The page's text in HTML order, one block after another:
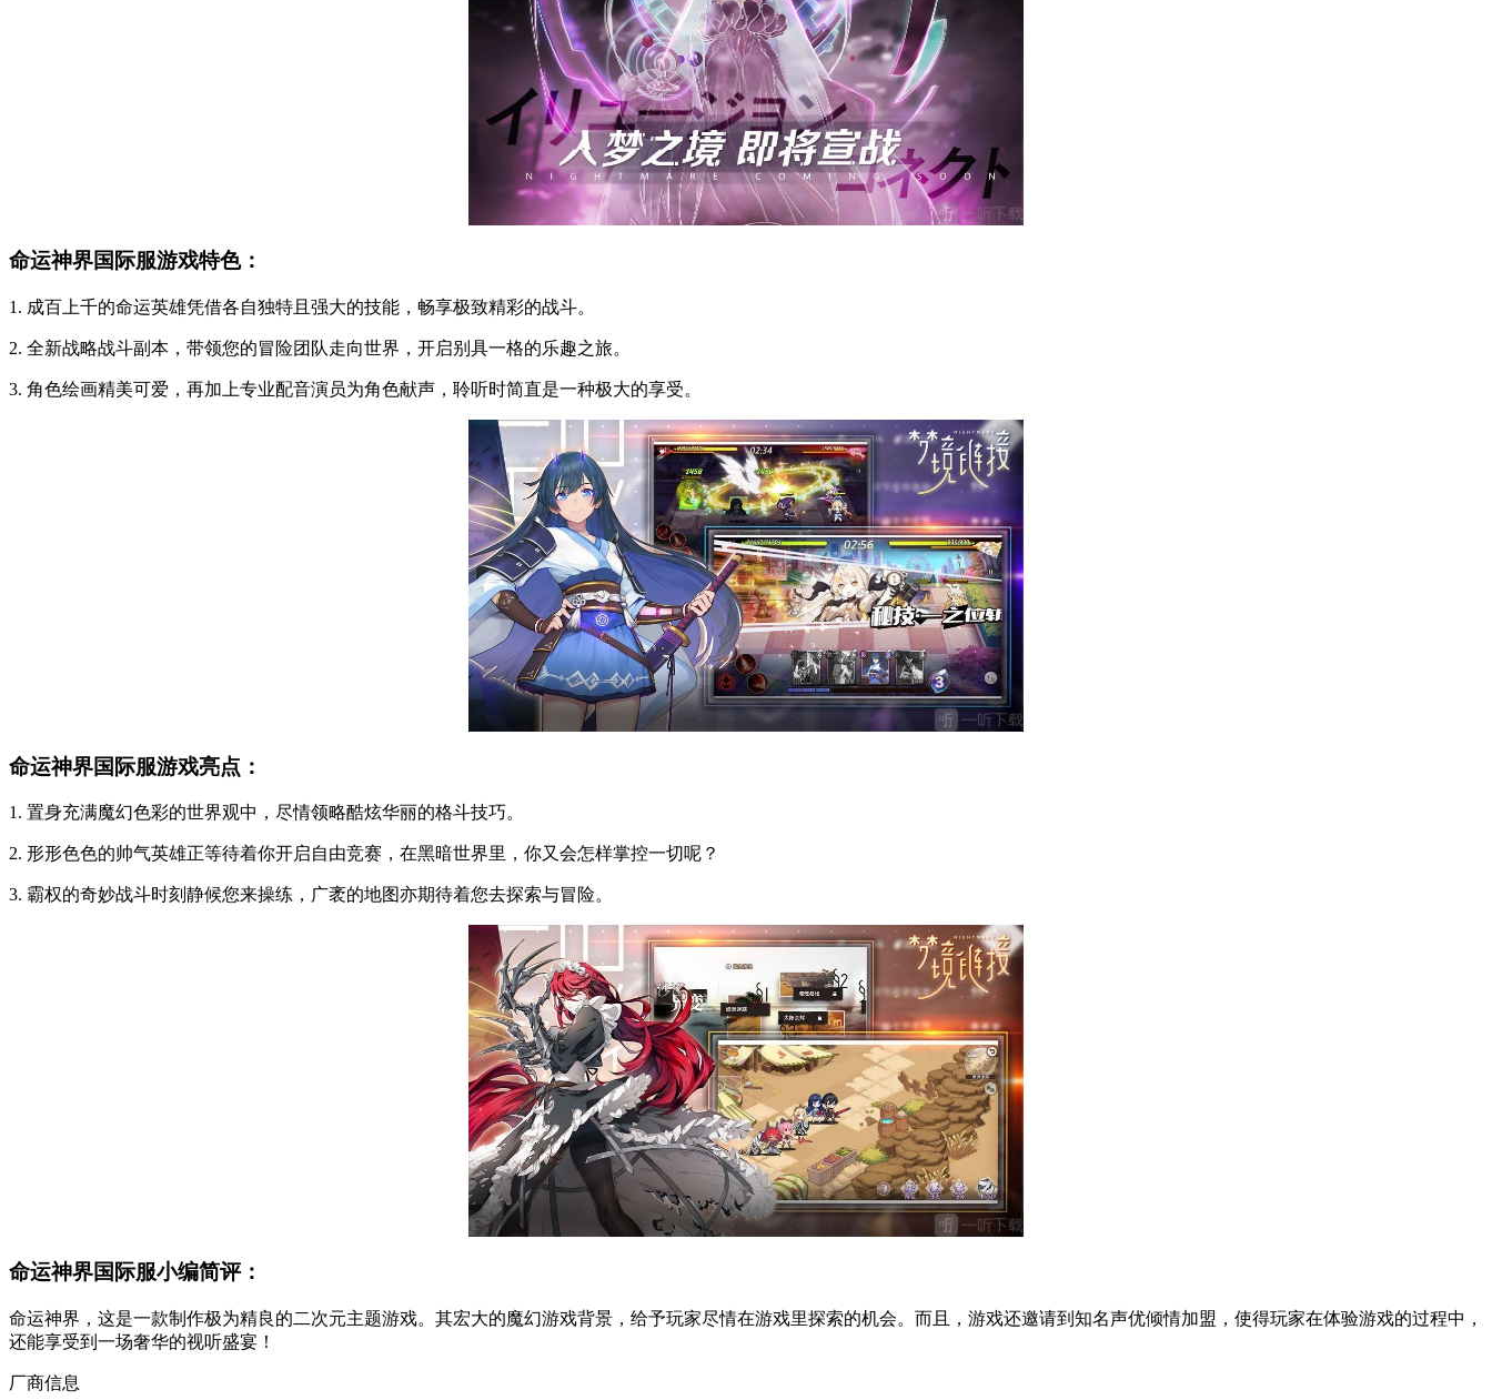
命运神界国际服游戏特色：
1. 成百上千的命运英雄凭借各自独特且强大的技能，畅享极致精彩的战斗。
2. 全新战略战斗副本，带领您的冒险团队走向世界，开启别具一格的乐趣之旅。
3. 角色绘画精美可爱，再加上专业配音演员为角色献声，聆听时简直是一种极大的享受。
命运神界国际服游戏亮点：
1. 置身充满魔幻色彩的世界观中，尽情领略酷炫华丽的格斗技巧。
2. 形形色色的帅气英雄正等待着你开启自由竞赛，在黑暗世界里，你又会怎样掌控一切呢？
3. 霸权的奇妙战斗时刻静候您来操练，广袤的地图亦期待着您去探索与冒险。
命运神界国际服小编简评：
命运神界，这是一款制作极为精良的二次元主题游戏。其宏大的魔幻游戏背景，给予玩家尽情在游戏里探索的机会。而且，游戏还邀请到知名声优倾情加盟，使得玩家在体验游戏的过程中，
还能享受到一场奢华的视听盛宴！
厂商信息